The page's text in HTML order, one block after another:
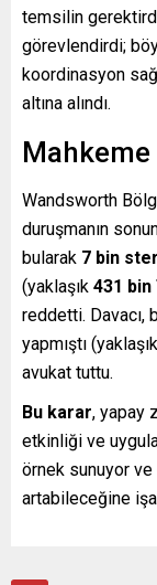
temsilin
görevlendirdi;
koordinasyon
altına alındı.
Mahkeme
Wandsworth
duruşmanın
bularak 7 bin
(yaklaşık 431 bin
reddetti. Davacı,
yapmıştı
avukat tuttu.
Bu karar, yapay
etkinliği ve
örnek sunuyor ve
artabileceğine